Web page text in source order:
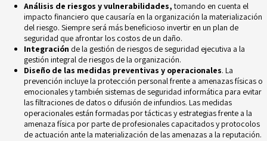
Análisis de riesgos y vulnerabilidades,tomando en cuenta el
impacto financiero que causaría en la organización la materialización
del riesgo. Siempre será más beneficioso invertir en un plan de
seguridad que afrontar los costos de un daño.
Integración de la gestión de riesgos de seguridad ejecutiva a la
gestión integral de riesgos de la organización.
Diseño de las medidas preventivas y operacionales. La
prevención incluye la protección personal frente a amenazas físicas o
emocionales y también sistemas de seguridad informática para evitar
las filtraciones de datos o difusión de infundios. Las medidas
operacionales están formadas por tácticas y estrategias frente a la
amenaza física por parte de profesionales capacitados y protocolos
de actuación ante la materialización de las amenazas a la reputación.